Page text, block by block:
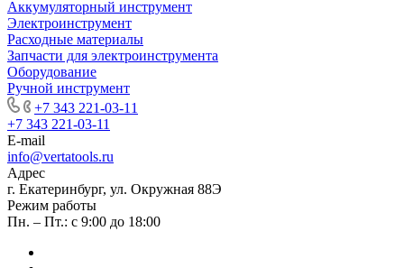
Аккумуляторный инструмент
Электроинструмент
Расходные материалы
Запчасти для электроинструмента
Оборудование
Ручной инструмент
+7 343 221-03-11
+7 343 221-03-11
E-mail
info@vertatools.ru
Адрес
г. Екатеринбург, ул. Окружная 88Э
Режим работы
Пн. – Пт.: с 9:00 до 18:00